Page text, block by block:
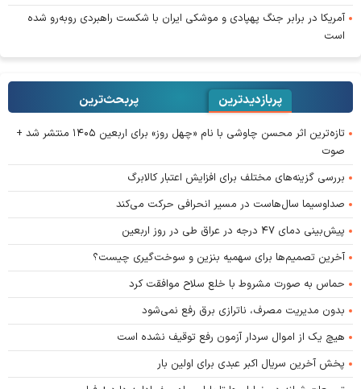
آمریکا در برابر جنگ پهپادی و موشکی ایران با شکست راهبردی روبه‌رو شده
است
پربازدیدترین پربحث‌ترین‌
تازه‌ترین اثر محسن چاوشی با نام «چهل روز» برای اربعین ۱۴۰۵ منتشر شد +
صوت
بررسی گزینه‌های مختلف برای افزایش اعتبار کالابرگ
صداوسیما سال‌هاست در مسیر انحرافی حرکت می‌کند
پیش‌بینی دمای ۴۷ درجه در عراق طی در روز اربعین
آخرین تصمیم‌ها برای سهمیه بنزین و سوخت‌گیری چیست؟
حماس به صورت مشروط با خلع سلاح موافقت کرد
بدون مدیریت مصرف، ناترازی برق رفع نمی‌شود
هیچ یک از اموال سردار آزمون رفع توقیف نشده است
پخش آخرین سریال اکبر عبدی برای اولین بار